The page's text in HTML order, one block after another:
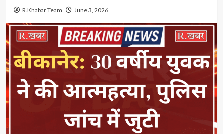
R.Khabar Team June 3, 2026